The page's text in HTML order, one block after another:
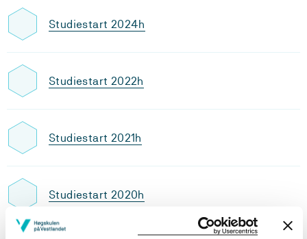
Studiestart 2024h
Studiestart 2022h
Studiestart 2021h
Studiestart 2020h